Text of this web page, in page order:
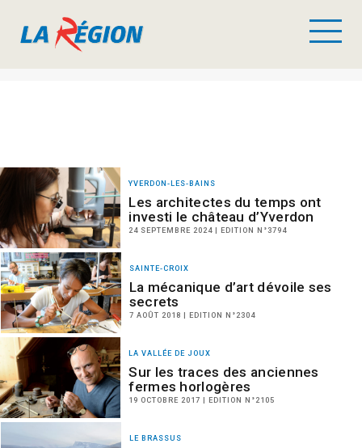
YVERDON-LES-BAINS
Les architectes du temps ont
investi le château d’Yverdon
24 SEPTEMBRE 2024 | EDITION N°3794
SAINTE-CROIX
La mécanique d’art dévoile ses
secrets
7 AOÛT 2018 | EDITION N°2304
LA VALLÉE DE JOUX
Sur les traces des anciennes
fermes horlogères
19 OCTOBRE 2017 | EDITION N°2105
LE BRASSUS